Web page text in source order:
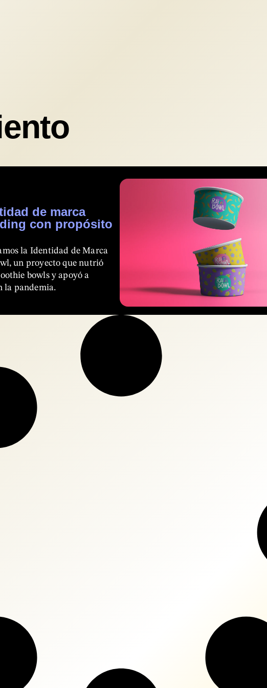
de marca
con propósito
la Identidad de Marca
un proyecto que nutrió
bowls y apoyó a
la pandemia.